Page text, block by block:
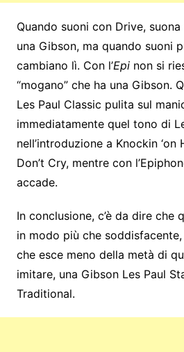
Quando suoni con Drive,
una Gibson, ma quando suoni
cambiano lì. Con l’Epinon si
“mogano” che ha una Gibson.
Les Paul Classic pulita sul
immediatamente quel tono di
nell’introduzione a Knockin ‘on
Don’t Cry, mentre con
accade.
In conclusione, c’è da dire che
in modo più che
che esce meno della metà di qu
imitare, una Gibson Les Paul
Traditional.